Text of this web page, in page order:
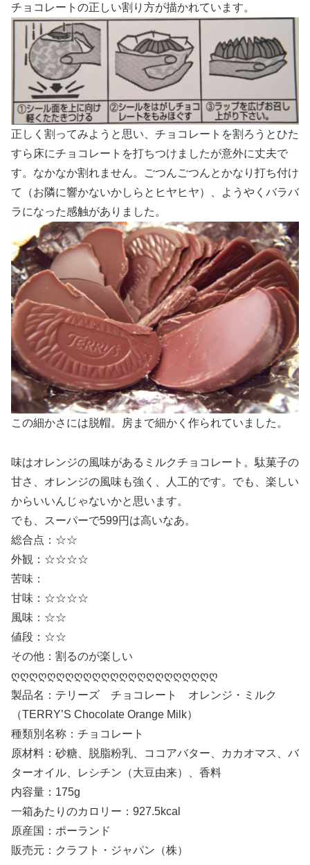
チョコレートの正しい割り方が描かれています。
正しく割ってみようと思い、チョコレートを割ろうとひた
すら床にチョコレートを打ちつけましたが意外に丈夫で
す。なかなか割れません。ごつんごつんとかなり打ち付け
て（お隣に響かないかしらとヒヤヒヤ）、ようやくバラバ
ラになった感触がありました。
この細かさには脱帽。房まで細かく作られていました。
味はオレンジの風味があるミルクチョコレート。駄菓子の
甘さ、オレンジの風味も強く、人工的です。でも、楽しい
からいいんじゃないかと思います。
でも、スーパーで599円は高いなあ。
総合点：☆☆
外観：☆☆☆☆
苦味：
甘味：☆☆☆☆
風味：☆☆
値段：☆☆
その他：割るのが楽しい
ღღღღღღღღღღღღღღღღღღღღღღღ
製品名：テリーズ チョコレート オレンジ・ミルク
（TERRY’S Chocolate Orange Milk）
種類別名称：チョコレート
原材料：砂糖、脱脂粉乳、ココアバター、カカオマス、バ
ターオイル、レシチン（大豆由来）、香料
内容量：175g
一箱あたりのカロリー：927.5kcal
原産国：ポーランド
販売元：クラフト・ジャパン（株）